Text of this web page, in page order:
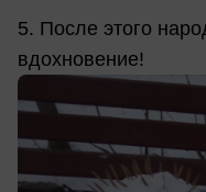
5. После этого
вдохновение!